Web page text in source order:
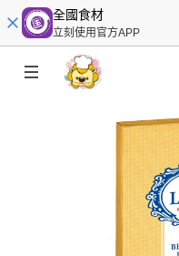
全國食材
立刻使用官方APP